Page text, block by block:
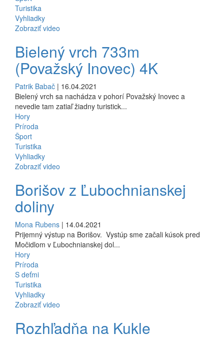
Turistika
Vyhliadky
Zobraziť video
Bielený vrch 733m
(Považský Inovec) 4K
Patrik Babač | 16.04.2021
Bielený vrch sa nachádza v pohorí Považský Inovec a
nevedie tam zatiaľ žiadny turistick...
Hory
Príroda
Šport
Turistika
Vyhliadky
Zobraziť video
Borišov z Ľubochnianskej
doliny
Mona Rubens | 14.04.2021
Prijemný výstup na Borišov. Vystúp sme začali kúsok pred
Močidlom v Ľubochnianskej dol...
Hory
Príroda
S deťmi
Turistika
Vyhliadky
Zobraziť video
Rozhľadňa na Kukle